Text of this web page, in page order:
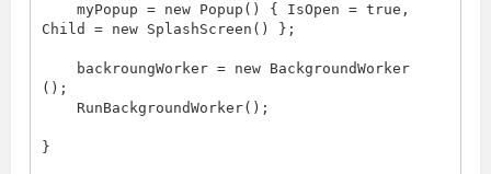
Child = new SplashScreen() };
();
}